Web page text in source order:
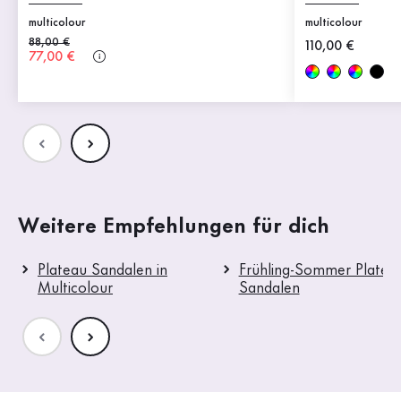
multicolour
Alter Preis
88,00 €
Neuer Preis
77,00 €
multicolour
Neuer Preis
110,00 €
Weitere Empfehlungen für dich
Plateau Sandalen in
Multicolour
Frühling-Sommer
Sandalen